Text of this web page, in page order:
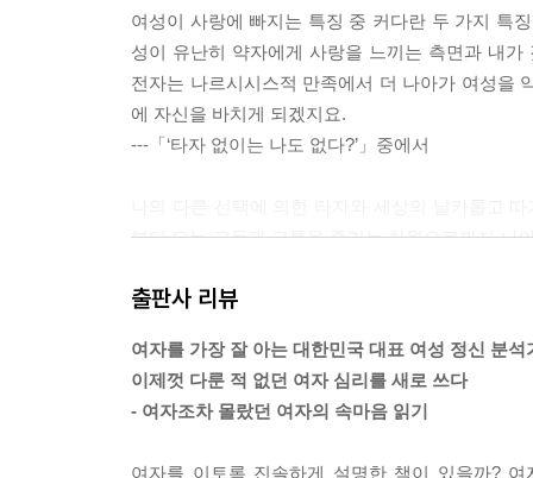
여성이 사랑에 빠지는 특징 중 커다란 두 가지 특
성이 유난히 약자에게 사랑을 느끼는 측면과 내
전자는 나르시시스적 만족에서 더 나아가 여성을
에 자신을 바치게 되겠지요.
---「‘타자 없이는 나도 없다?’」중에서
부터 오는 고독과 고통을 즐기는 차원으로까지 나
---「‘지금은 상실의 시대’」중에서
진짜 구원은 불교에서 말하듯 더 이상 우리가 충
과 충동은 모두 사회적 산물이고 무의식 또한 타
는 의미는 아무것도 남지 않는다는, 아무것도 아
출판사 리뷰
여자를 가장 잘 아는 대한민국 대표 여성 정신 분석
이제껏 다룬 적 없던 여자 심리를 새로 쓰다
- 여자조차 몰랐던 여자의 속마음 읽기
여자를 이토록 진솔하게 설명한 책이 있을까?